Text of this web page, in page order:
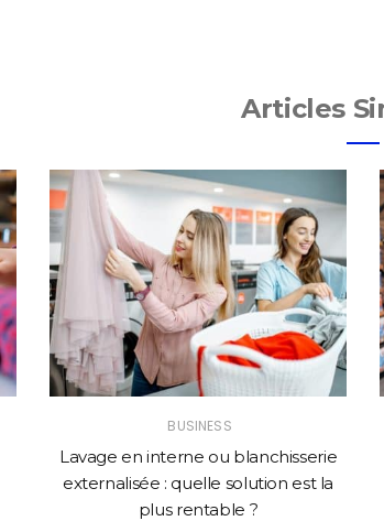
Articles
BUSINESS
Lavage en interne ou blanchisserie
externalisée : quelle solution est la
plus rentable ?